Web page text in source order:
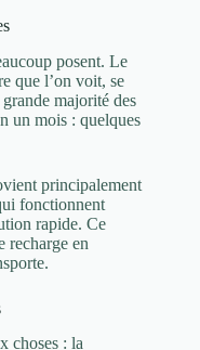
posent. Le
que l’on voit, se
majorité des
un mois : quelques
principalement
fonctionnent
rapide. Ce
recharge en
choses : la